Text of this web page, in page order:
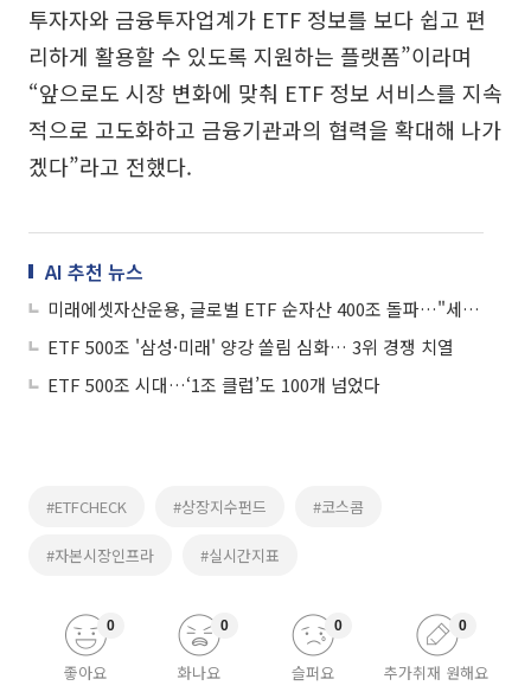
투자자와 금융투자업계가 ETF 정보를 보다 쉽고 편
리하게 활용할 수 있도록 지원하는 플랫폼”이라며
“앞으로도 시장 변화에 맞춰 ETF 정보 서비스를 지속
적으로 고도화하고 금융기관과의 협력을 확대해 나가
겠다”라고 전했다.
AI 추천 뉴스
미래에셋자산운용, 글로벌 ETF 순자산 400조 돌파…"세계 12위 규모"
ETF 500조 '삼성·미래' 양강 쏠림 심화… 3위 경쟁 치열
ETF 500조 시대…‘1조 클럽’도 100개 넘었다
#ETFCHECK #상장지수펀드 #코스콤
#자본시장인프라 #실시간지표
좋아요
0
화나요
0
슬퍼요
0
추가취재 원해요
0